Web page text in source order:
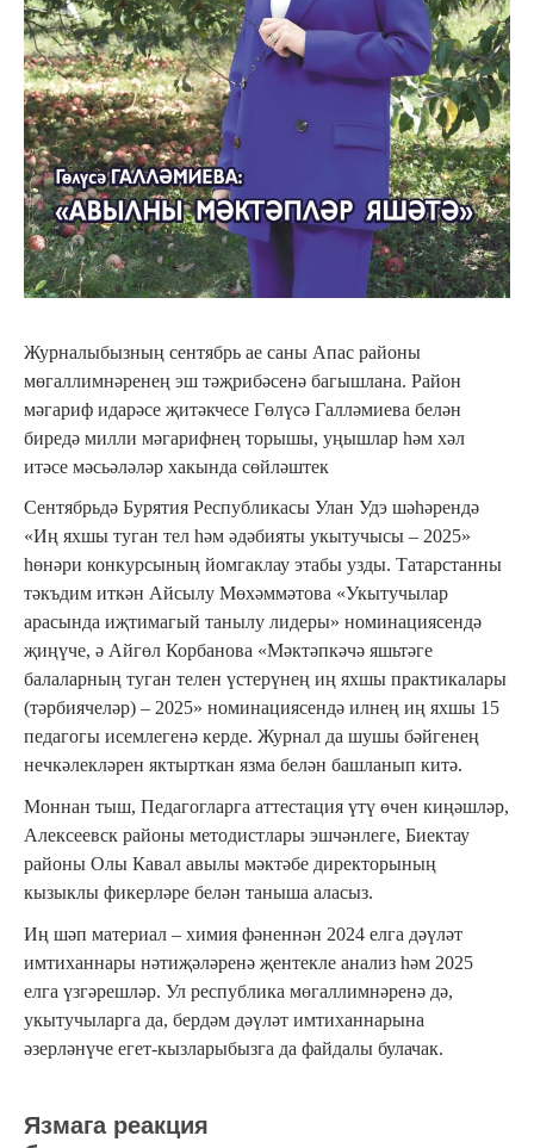
Журналыбызның сентябрь ае саны Апас районы
мөгаллимнәренең эш тәҗрибәсенә багышлана. Район
мәгариф идарәсе җитәкчесе Гөлүсә Галләмиева белән
биредә милли мәгарифнең торышы, уңышлар һәм хәл
итәсе мәсьәләләр хакында сөйләштек
Сентябрьдә Бурятия Республикасы Улан Удэ шәһәрендә
«Иң яхшы туган тел һәм әдәбияты укытучысы – 2025»
һөнәри конкурсының йомгаклау этабы узды. Татарстанны
тәкъдим иткән Айсылу Мөхәммәтова «Укытучылар
арасында иҗтимагый танылу лидеры» номинациясендә
җиңүче, ә Айгөл Корбанова «Мәктәпкәчә яшьтәге
балаларның туган телен үстерүнең иң яхшы практикалары
(тәрбиячеләр) – 2025» номинациясендә илнең иң яхшы 15
педагогы исемлегенә керде. Журнал да шушы бәйгенең
нечкәлекләрен яктырткан язма белән башланып китә.
Моннан тыш, Педагогларга аттестация үтү өчен киңәшләр,
Алексеевск районы методистлары эшчәнлеге, Биектау
районы Олы Кавал авылы мәктәбе директорының
кызыклы фикерләре белән таныша аласыз.
Иң шәп материал – химия фәненнән 2024 елга дәүләт
имтиханнары нәтиҗәләренә җентекле анализ һәм 2025
елга үзгәрешләр. Ул республика мөгаллимнәренә дә,
укытучыларга да, бердәм дәүләт имтиханнарына
әзерләнүче егет-кызларыбызга да файдалы булачак.
Язмага реакция